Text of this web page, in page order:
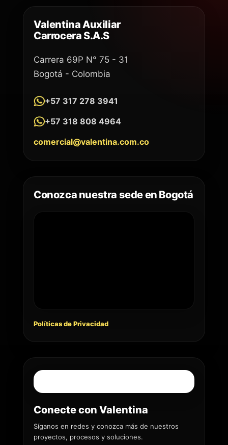
Valentina Auxiliar
Carrocera S.A.S
Carrera 69P N° 75 - 31
Bogotá - Colombia
+57 317 278 3941
+57 318 808 4964
comercial@valentina.com.co
Conozca nuestra sede en Bogotá
Políticas de Privacidad
Conecte con Valentina
Síganos en redes y conozca más de nuestros
proyectos, procesos y soluciones.